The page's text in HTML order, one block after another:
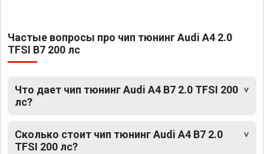
Частые вопросы про чип тюнинг Audi A4 2.0
TFSI B7 200 лс
Что дает чип тюнинг Audi A4 B7 2.0 TFSI 200
лс?
Сколько стоит чип тюнинг Audi A4 B7 2.0
TFSI 200 лс?